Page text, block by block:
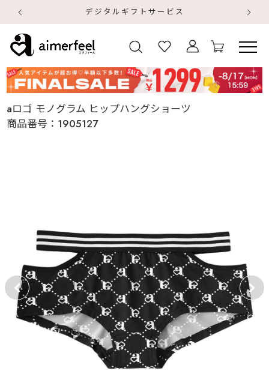
デジタルギフトサービス
aロゴ モノグラム ヒップハングショーツ
商品番号： 1905127